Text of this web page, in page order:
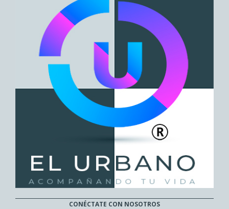
CONÉCTATE CON NOSOTROS